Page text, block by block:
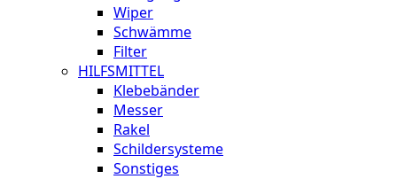
Wiper
Schwämme
Filter
HILFSMITTEL
Klebebänder
Messer
Rakel
Schildersysteme
Sonstiges